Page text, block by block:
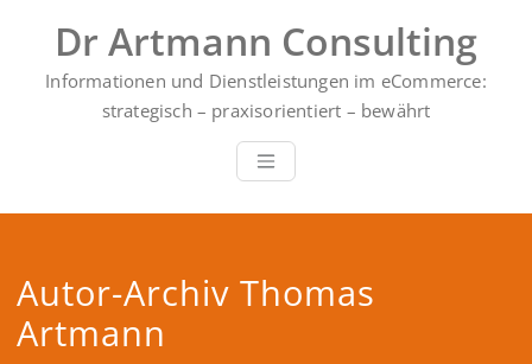
springen
Dr Artmann Consulting
Informationen und Dienstleistungen im eCommerce:
strategisch – praxisorientiert – bewährt
Autor-ArchivThomas
Artmann